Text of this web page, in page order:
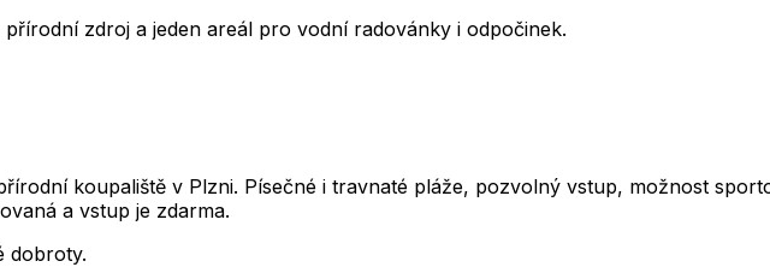
zdroj a jeden areál pro vodní radovánky i odpočinek.
koupaliště v Plzni. Písečné i travnaté pláže, pozvolný vstup, možnost
a vstup je zdarma.
dobroty.